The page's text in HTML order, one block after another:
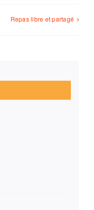
Repas libre et partagé